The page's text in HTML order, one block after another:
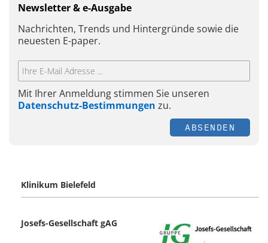
Newsletter & e-Ausgabe
Nachrichten, Trends und Hintergründe sowie die
neuesten E-paper.
Mit Ihrer Anmeldung stimmen Sie unseren
Datenschutz-Bestimmungen zu.
ABSENDEN
Klinikum Bielefeld
Josefs-Gesellschaft gAG